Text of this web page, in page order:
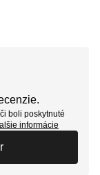
boli poskytnuté
informácie